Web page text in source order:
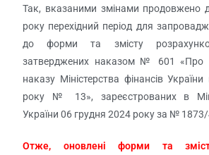
Так, вказаними змінами продовжено
року перехідний період для
до форми та змісту
затверджених наказом № 601 «Про
наказу Міністерства фінансів
року № 13», зареєстрованих в
України 06 грудня 2024 року за №
Отже, оновлені форми та зміст